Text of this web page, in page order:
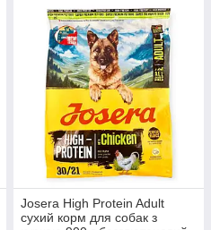
Josera High Protein Adult
сухий корм для собак з